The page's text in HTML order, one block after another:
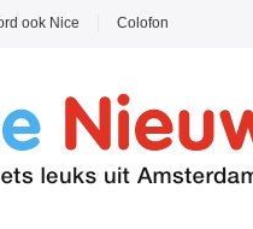
ook Nice Colofon